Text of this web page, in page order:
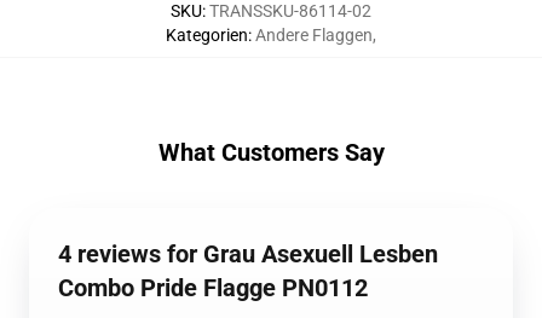
SKU:TRANSSKU-86114-02
Kategorien:Andere Flaggen,
What Customers Say
4 reviews for Grau Asexuell Lesben
Combo Pride Flagge PN0112